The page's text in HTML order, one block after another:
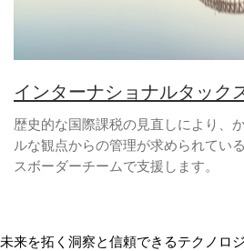
インターナショナルタック
歴史的な国際課税の見直しにより、
ルな観点からの管理が求められてい
スボーダーチームで支援します。
未来を拓く洞察と信頼できるテクノロ